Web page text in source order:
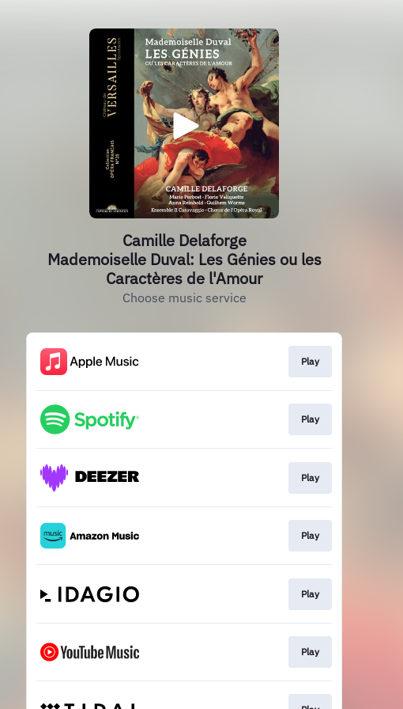
Camille Delaforge
Mademoiselle Duval: Les Génies ou les
Caractères de l'Amour
Choose music service
Play
Play
Play
Play
Play
Play